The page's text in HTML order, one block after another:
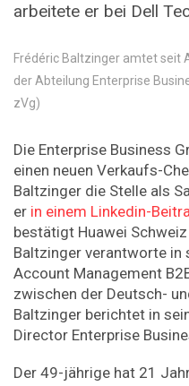
arbeitete er bei Dell
Frédéric Baltzinger amtet seit
der Abteilung Enterprise
zVg)
Die Enterprise Business
einen neuen Verkaufs-
Baltzinger die Stelle als
er in einem Linkedin-
bestätigt Huawei
Baltzinger verantworte in
Account Management
zwischen der Deutsch-
Baltzinger berichtet in
Director Enterprise
Der 49-jährige hat 21